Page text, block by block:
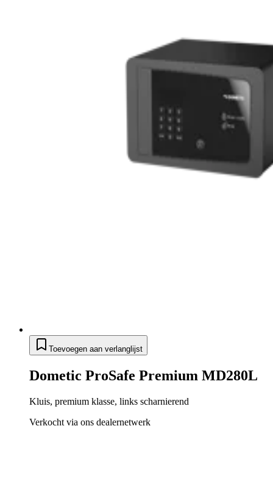
Toevoegen aan verlanglijst
Dometic ProSafe Premium MD280L
Kluis, premium klasse, links scharnierend
Verkocht via ons dealernetwerk